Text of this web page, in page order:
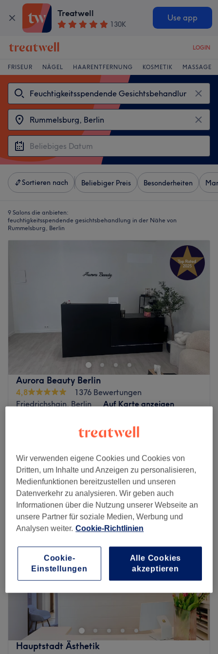
Treatwell
130K
Use app
LOGIN
FRISEUR NÄGEL HAARENTFERNUNG KOSMETIK MASSAGE
Sortieren nach Beliebiger Preis Besonderheiten
9 Salons die anbieten:
feuchtigkeitsspendende gesichtsbehandlung in der Nähe von
Rummelsburg, Berlin
Aurora Beauty Berlin
4,8
1376 Bewertungen
Friedrichshain, Berlin
Auf Karte anzeigen
1 Std.
Schnellansicht Saloninfos
Montag 10:00–18:00
Dienstag
11:30–18:00
Mittwoch
10:00– 18:00
Donnerstag
Freitag
11:30–18:00
Samstag
11:00–17:00
Sonntag
Geschlossen
Hi, ich bin Ayah von Aurora Beauty!✨
Willkommen in meinem Kosmetikstudio im Herzen von
Friedrichshain
, wo Schönheit und Wohlbefinden an erster
Stelle stehen. Bei
Aurora Beauty
bieten wir dir
hochwertige Behandlungen für ein strahlendes Aussehen
Hauptstadt Ästhetik
Wir verwenden eigene Cookies und Cookies von
Dritten, um Inhalte und Anzeigen zu personalisieren,
Medienfunktionen bereitzustellen und unseren
Datenverkehr zu analysieren. Wir geben auch
Informationen über die Nutzung unserer Webseite an
unsere Partner für soziale Medien, Werbung und
Analysen weiter. Cookie-Richtlinien
Cookie-
Einstellungen
Alle Cookies
akzeptieren